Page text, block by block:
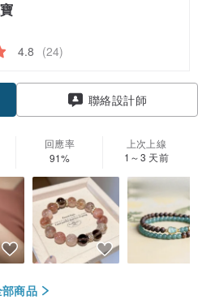
4.8 (24)
聯絡設計師
回應率
91%
上次上線
1～3 天前
商品